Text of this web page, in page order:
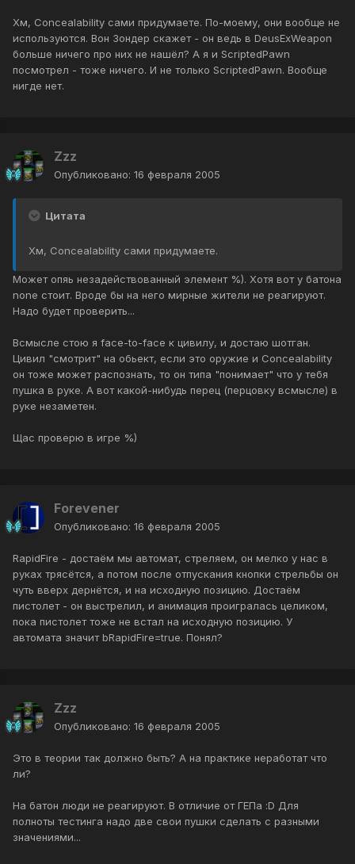
Хм, Concealability сами придумаете. По-моему, они вообще не
используются. Вон Зондер скажет - он ведь в DeusExWeapon
больше ничего про них не нашёл? А я и ScriptedPawn
посмотрел - тоже ничего. И не только ScriptedPawn. Вообще
нигде нет.
Zzz
Опубликовано: 16 февраля 2005
Цитата
Хм, Concealability сами придумаете.
Может опяь незадействованный элемент %). Хотя вот у батона
none стоит. Вроде бы на него мирные жители не реагируют.
Надо будет проверить...
Всмысле стою я face-to-face к цивилу, и достаю шотган.
Цивил "смотрит" на обьект, если это оружие и Concealability
он тоже может распознать, то он типа "понимает" что у тебя
пушка в руке. А вот какой-нибудь перец (перцовку всмысле) в
руке незаметен.
Щас проверю в игре %)
Forevener
Опубликовано: 16 февраля 2005
RapidFire - достаём мы автомат, стреляем, он мелко у нас в
руках трясётся, а потом после отпускания кнопки стрельбы он
чуть вверх дернётся, и на исходную позицию. Достаём
пистолет - он выстрелил, и анимация проигралась целиком,
пока пистолет тоже не встал на исходную позицию. У
автомата значит bRapidFire=true. Понял?
Zzz
Опубликовано: 16 февраля 2005
Это в теории так должно быть? А на практике неработат что
ли?
На батон люди не реагируют. В отличие от ГЕПа :D Для
полноты тестинга надо две свои пушки сделать с разными
значениями...